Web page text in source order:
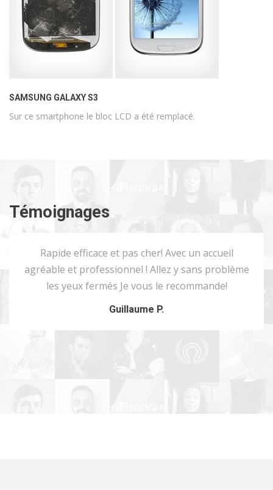
SAMSUNG GALAXY S3
Sur ce smartphone le bloc LCD a été remplacé.
Témoignages
Rapide efficace et pas cher! Avec un accueil
agréable et professionnel ! Allez y sans problème
les yeux fermés Je vous le recommande!
Guillaume P.